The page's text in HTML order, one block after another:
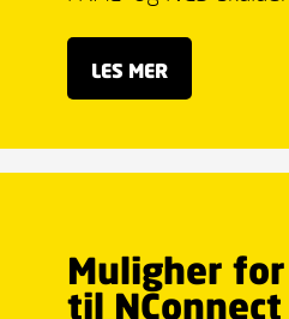
LES MER
Muligher
til NConnect